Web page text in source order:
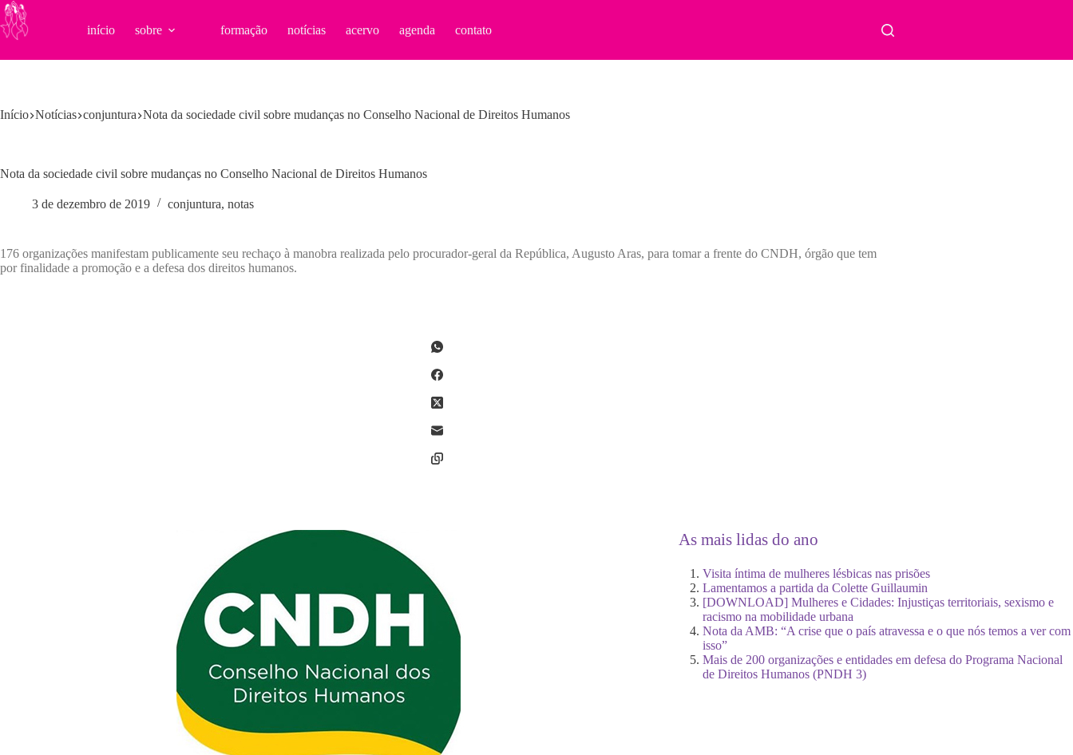
Pular
para
o
início sobre formação notícias acervo agenda contato
Início Notícias conjuntura Nota da sociedade civil sobre mudanças no Conselho Nacional de Direitos Humanos
Nota da sociedade civil sobre mudanças no Conselho Nacional de Direitos Humanos
3 de dezembro de 2019 conjuntura, notas
176 organizações manifestam publicamente seu rechaço à manobra realizada pelo procurador-geral da República, Augusto Aras, para tomar a frente do CNDH, órgão que tem
por finalidade a promoção e a defesa dos direitos humanos.
As mais lidas do ano
Visita íntima de mulheres lésbicas nas prisões
Lamentamos a partida da Colette Guillaumin
[DOWNLOAD] Mulheres e Cidades: Injustiças territoriais, sexismo e
racismo na mobilidade urbana
Nota da AMB: “A crise que o país atravessa e o que nós temos a ver com
isso”
Mais de 200 organizações e entidades em defesa do Programa Nacional
de Direitos Humanos (PNDH 3)